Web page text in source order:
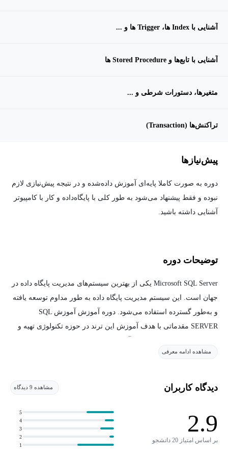
آشنایی با Index ها، Trigger ها و ...
آشنایی با تابع‌ها و Stored Procedure ها
متغیرها، دستورات شرطی و ...
تراکنش‌ها (Transaction)
پیش‌نیاز‌ها
دوره به صورت کاملا پایه‌ای آموزش داده‌شده و در نتیجه پیش‌نیازی لازم
نبوده و فقط پیشنهاد می‌شود به طور کلی با پایگاه‌داده و کار با کامپیوتر
آشنایی داشته باشید.
توضیحات دوره
Microsoft SQL Server یکی از بهترین سیستم‌های مدیریت پایگاه داده در
جهان است. این سیستم مدیریت پایگاه داده به طور مداوم توسعه یافته
و به‌طور گسترده استفاده می‌شود. دوره آموزش آموزش SQL
SERVER مقدماتی با هدف آموزش این ترند در حوزه تکنولوژی تهیه و
دوره های آموزش SQL Server برای ارائه دانش و مهارت به افراد برای
محبوب، طراحی شده است. این دوره طیف وسیعی از موضوعات را
شامل می‌شود، از پرس و جو اولیه و دستکاری داده‌ها تا مدیریت
مشاهده ادامه معرفی
دیدگاه کاربران مشاهده 9 دیدگاه
2.9
بر اساس امتیاز 20 دانشجو
1
2
3
4
5